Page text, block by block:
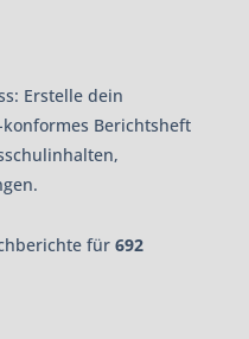
Erstelle dein
Berichtsheft
für 692